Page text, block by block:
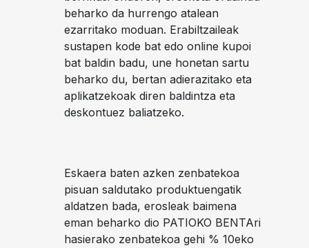
beharko da hurrengo atalean
ezarritako moduan. Erabiltzaileak
sustapen kode bat edo online kupoi
bat baldin badu, une honetan sartu
beharko du, bertan adierazitako eta
aplikatzekoak diren baldintza eta
deskontuez baliatzeko.
Eskaera baten azken zenbatekoa
pisuan saldutako produktuengatik
aldatzen bada, erosleak baimena
eman beharko dio PATIOKO BENTAri
hasierako zenbatekoa gehi % 10eko